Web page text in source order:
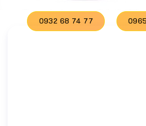
0932 68 74 77